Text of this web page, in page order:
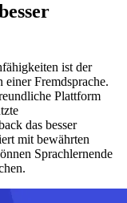
ist der
Fremdsprache.
Plattform
das besser
mit bewährten
Sprachlernende